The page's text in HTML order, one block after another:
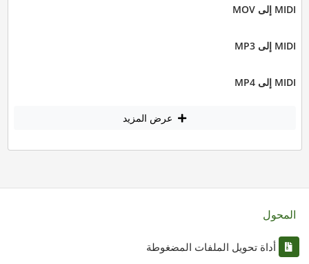
MIDI إلى MOV
MIDI إلى MP3
MIDI إلى MP4
عرض المزيد
المحول
أداة تحويل الملفات المضغوطة